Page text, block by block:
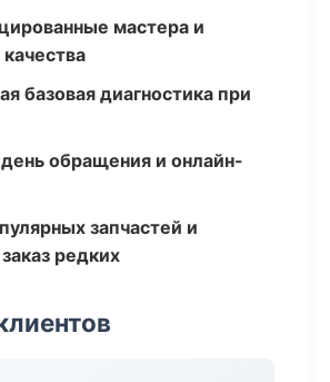
мастера и
базовая диагностика при
обращения и онлайн-
запчастей и
редких